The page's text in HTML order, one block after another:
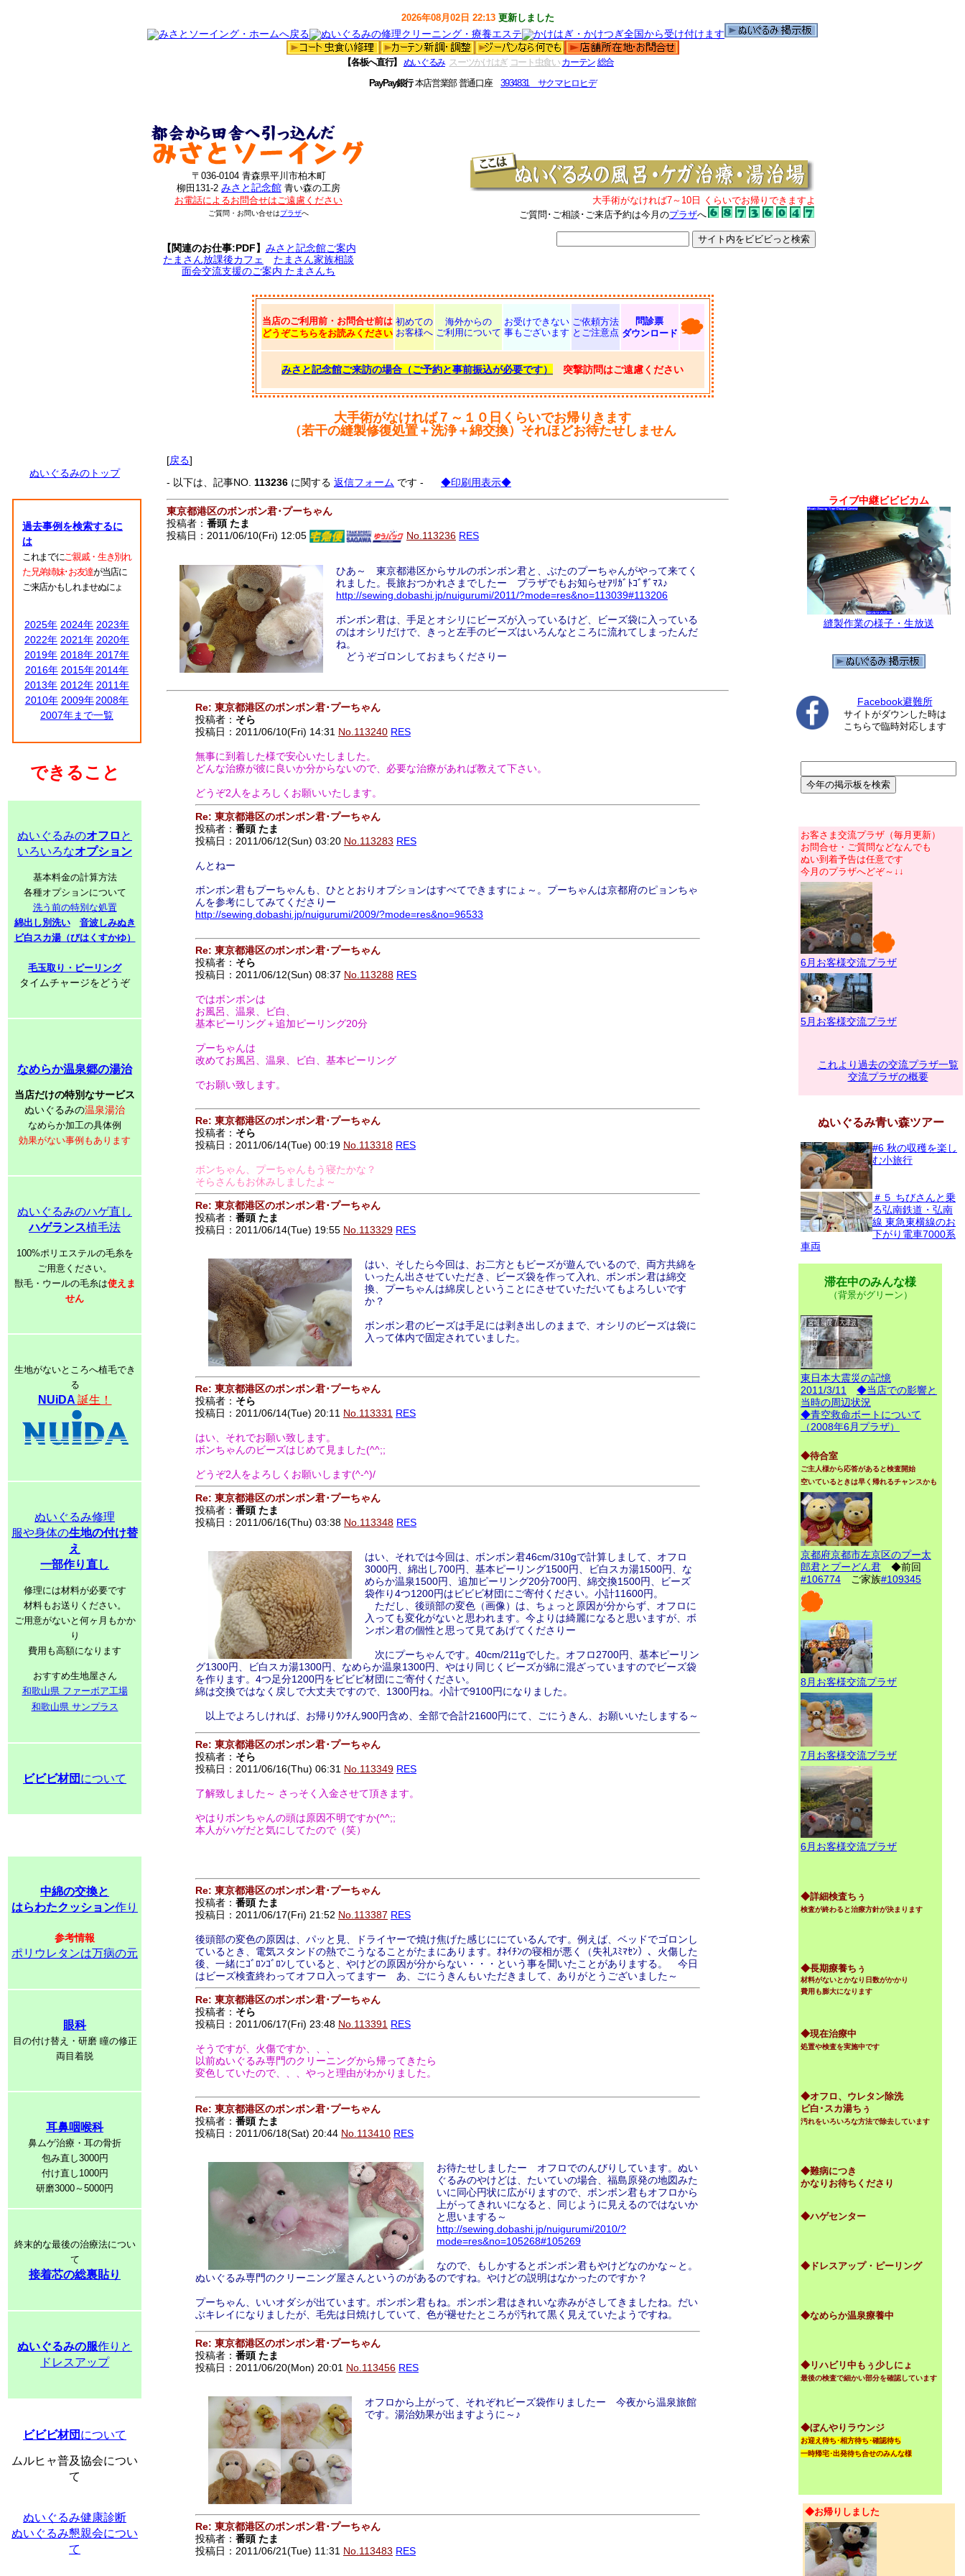
2026年08月02日 22:13 更新しました
【各板へ直行】 ぬいぐるみ スーツかけはぎ コート虫食い カーテン 総合
PayPay銀行本店営業部 普通口座3934831 サクマヒロヒデ
〒036-0104 青森県平川市柏木町
柳田131-2 みさと記念館 青い森の工房
お電話によるお問合せはご遠慮ください
ご質問・お問い合せはプラザへ
【関連のお仕事:PDF】 みさと記念館ご案内
たまさん放課後カフェ
たまさん家族相談
面会交流支援のご案内 たまさんち
大手術がなければ7～10日 くらいでお帰りできますよ
ご質問･ご相談･ご来店予約は今月のプラザへ
当店のご利用前・お問合せ前は
どうぞこちらをお読みください
初めての
お客様へ
海外からの
ご利用について
お受けできない
事もございます
ご依頼方法
とご注意点
問診票
ダウンロード
みさと記念館ご来訪の場合（ご予約と事前振込が必要です） 突撃訪問はご遠慮ください
大手術がなければ７～１０日くらいでお帰りきます
（若干の縫製修復処置＋洗浄＋綿交換）それほどお待たせしません
ぬいぐるみのトップ
過去事例を検索するに
は
これまでにご親戚・生き別れ
た兄弟姉妹･お友達が当店に
ご来店かもしれませぬにょ
2025年 2024年 2023年
2022年 2021年 2020年
2019年 2018年 2017年
2016年 2015年 2014年
2013年 2012年 2011年
2010年 2009年 2008年
2007年まで一覧
できること
ぬいぐるみのオフロ と
いろいろなオプション
基本料金の計算方法
各種オプションについて
洗う前の特別な処置
綿出し別洗い
音波しみぬき
ビ白スカ湯（びはくすかゆ）
毛玉取り・ピーリング
タイムチャージをどうぞ
なめらか温泉郷の湯治
当店だけの特別なサービス
ぬいぐるみの温泉湯治
なめらか加工の具体例
効果がない事例もあります
ぬいぐるみのハゲ直し
ハゲランス植毛法
100%ポリエステルの毛糸を
ご用意ください。
獣毛・ウールの毛糸は使えま
せん
生地がないところへ植毛でき
る
NUiDA 誕生！
ぬいぐるみ修理
服や身体の生地の付け替
え
一部作り直し
修理には材料が必要です
材料もお送りください。
ご用意がないと何ヶ月もかか
り
費用も高額になります
おすすめ生地屋さん
和歌山県 ファーボア工場
和歌山県 サンプラス
ビビビ材団 について
中綿の交換と
はらわたクッション作り
参考情報
ポリウレタンは万病の元
眼科
目の付け替え・研磨 瞳の修正
両目着脱
耳鼻咽喉科
鼻ムゲ治療・耳の骨折
包み直し3000円
付け直し1000円
研磨3000～5000円
終末的な最後の治療法につい
て
接着芯の総裏貼り
ぬいぐるみの服作りと
ドレスアップ
ビビビ材団 について
ムルヒャ普及協会につい
て
ぬいぐるみ健康診断
ぬいぐるみ懇親会につい
て
[戻る]
- 以下は、記事NO. 113236 に関する 返信フォーム です - ◆印刷用表示◆
東京都港区のボンボン君･プーちゃん
投稿者： 番頭 たま
投稿日：2011/06/10(Fri) 12:05
No.113236 RES
ひあ～ 東京都港区からサルのボンボン君と、ぶたのプーちゃんがやって来てく
れました。長旅おつかれさまでしたー プラザでもお知らせｱﾘｶﾞﾄｺﾞｻﾞﾏｽ♪
http://sewing.dobashi.jp/nuigurumi/2011/?mode=res&no=113039#113206
ボンボン君は、手足とオシリにビーズが入っているけど、ビーズ袋に入っている
のはオシリだけで、きっと左手のビーズはいろんなところに流れてしまったんだ
ね。
どうぞゴロンしておまちくださりー
Re: 東京都港区のボンボン君･プーちゃん
投稿者： そら
投稿日：2011/06/10(Fri) 14:31 No.113240 RES
無事に到着した様で安心いたしました。
どんな治療が彼に良いか分からないので、必要な治療があれば教えて下さい。
どうぞ2人をよろしくお願いいたします。
Re: 東京都港区のボンボン君･プーちゃん
投稿者： 番頭 たま
投稿日：2011/06/12(Sun) 03:20 No.113283 RES
んとねー
ボンボン君もプーちゃんも、ひととおりオプションはすべてできますにょ～。プーちゃんは京都府のピョンちゃ
んを参考にしてみてくださりー
http://sewing.dobashi.jp/nuigurumi/2009/?mode=res&no=96533
Re: 東京都港区のボンボン君･プーちゃん
投稿者： そら
投稿日：2011/06/12(Sun) 08:37 No.113288 RES
ではボンボンは
お風呂、温泉、ビ白、
基本ピーリング＋追加ピーリング20分
プーちゃんは
改めてお風呂、温泉、ビ白、基本ピーリング
でお願い致します。
Re: 東京都港区のボンボン君･プーちゃん
投稿者： そら
投稿日：2011/06/14(Tue) 00:19 No.113318 RES
ボンちゃん、プーちゃんもう寝たかな？
そらさんもお休みしましたよ～
Re: 東京都港区のボンボン君･プーちゃん
投稿者： 番頭 たま
投稿日：2011/06/14(Tue) 19:55 No.113329 RES
はい、そしたら今回は、お二方ともビーズが遊んでいるので、両方共綿を
いったん出させていただき、ビーズ袋を作って入れ、ボンボン君は綿交
換、プーちゃんは綿戻しということにさせていただいてもよろしいです
か？
ボンボン君のビーズは手足には剥き出しのままで、オシリのビーズは袋に
入って体内で固定されていました。
Re: 東京都港区のボンボン君･プーちゃん
投稿者： そら
投稿日：2011/06/14(Tue) 20:11 No.113331 RES
はい、それでお願い致します。
ボンちゃんのビーズはじめて見ました(^^;;
どうぞ2人をよろしくお願いします(^-^)/
Re: 東京都港区のボンボン君･プーちゃん
投稿者： 番頭 たま
投稿日：2011/06/16(Thu) 03:38 No.113348 RES
はい、それでは今回は、ボンボン君46cm/310gで計算しまして、オフロ
3000円、綿出し700円、基本ピーリング1500円、ビ白スカ湯1500円、な
めらか温泉1500円、追加ピーリング20分700円、綿交換1500円、ビーズ
袋作り4つ1200円はビビビ材団にご寄付ください。小計11600円。
ただし、後頭部の変色（画像）は、ちょっと原因が分からず、オフロに
入っても変化がないと思われます。今よりは綺麗になると思いますが、ボ
ンボン君の個性と思って見てあげてくださりー
次にプーちゃんです。40cm/211gでした。オフロ2700円、基本ピーリン
グ1300円、ビ白スカ湯1300円、なめらか温泉1300円、やはり同じくビーズが綿に混ざっていますのでビーズ袋
を作ります。4つ足分1200円をビビビ材団にご寄付ください。
綿は交換ではなく戻しで大丈夫ですので、1300円ね。小計で9100円になりました。
以上でよろしければ、お帰りｳﾝﾁん900円含め、全部で合計21600円にて、ごにうきん、お願いいたしまする～
Re: 東京都港区のボンボン君･プーちゃん
投稿者： そら
投稿日：2011/06/16(Thu) 06:31 No.113349 RES
了解致しました～ さっそく入金させて頂きます。
やはりボンちゃんの頭は原因不明ですか(^^;;
本人がハゲだと気にしてたので（笑）
Re: 東京都港区のボンボン君･プーちゃん
投稿者： 番頭 たま
投稿日：2011/06/17(Fri) 21:52 No.113387 RES
後頭部の変色の原因は、パッと見、ドライヤーで焼け焦げた感じににているんです。例えば、ベッドでゴロンし
ているとき、電気スタンドの熱でこうなることがたまにあります。ｵﾈｲﾁﾝの寝相が悪く（失礼ｽﾐﾏｾﾝ）、火傷した
後、一緒にｺﾞﾛﾝｺﾞﾛﾝしていると、やけどの原因が分からない・・・という事を聞いたことがありまする。 今日
はビーズ検査終わってオフロ入ってますー あ、ごにうきんもいただきまして、ありがとうございました～
Re: 東京都港区のボンボン君･プーちゃん
投稿者： そら
投稿日：2011/06/17(Fri) 23:48 No.113391 RES
そうですが、火傷ですか、、、
以前ぬいぐるみ専門のクリーニングから帰ってきたら
変色していたので、、、やっと理由がわかりました。
Re: 東京都港区のボンボン君･プーちゃん
投稿者： 番頭 たま
投稿日：2011/06/18(Sat) 20:44 No.113410 RES
お待たせしましたー オフロでのんびりしています。ぬい
ぐるみのやけどは、たいていの場合、福島原発の地図みた
いに同心円状に広がりますので、ボンボン君もオフロから
上がってきれいになると、同じように見えるのではないか
と思いまする～
http://sewing.dobashi.jp/nuigurumi/2010/?
mode=res&no=105268#105269
なので、もしかするとボンボン君もやけどなのかな～と。
ぬいぐるみ専門のクリーニング屋さんというのがあるのですね。やけどの説明はなかったのですか？
プーちゃん、いいオダシが出ています。ボンボン君もね。ボンボン君はきれいな赤みがさしてきましたね。だい
ぶキレイになりましたが、毛先は日焼けしていて、色が褪せたところが汚れて黒く見えていたようですね。
Re: 東京都港区のボンボン君･プーちゃん
投稿者： 番頭 たま
投稿日：2011/06/20(Mon) 20:01 No.113456 RES
オフロから上がって、それぞれビーズ袋作りましたー 今夜から温泉旅館
です。湯治効果が出ますように～♪
Re: 東京都港区のボンボン君･プーちゃん
投稿者： 番頭 たま
投稿日：2011/06/21(Tue) 11:31 No.113483 RES
ライブ中継ビビビカム
縫製作業の様子・生放送
Facebook避難所
サイトがダウンした時は
こちらで臨時対応します
お客さま交流プラザ（毎月更新）
お問合せ・ご質問などなんでも
ぬい到着予告は任意です
今月のプラザへどぞ～↓↓
6月お客様交流プラザ
5月お客様交流プラザ
これより過去の交流プラザ一覧
交流プラザの概要
ぬいぐるみ青い森ツアー
#6 秋の収穫を楽し
む小旅行
＃５ ちびさんと乗
る弘南鉄道・弘南
線 東急東横線のお
下がり電車7000系
車両
滞在中のみんな様
（背景がグリーン）
東日本大震災の記憶
2011/3/11
◆当店での影響と
当時の周辺状況
◆青空救命ボートについて
（2008年6月プラザ）
◆待合室
ご主人様から応答があると検査開始
空いているときは早く帰れるチャンスかも
京都府京都市左京区のプー太
郎君とプーどん君 ◆前回
#106774 ご家族#109345
8月お客様交流プラザ
7月お客様交流プラザ
6月お客様交流プラザ
◆詳細検査ちぅ
検査が終わると治療方針が決まります
◆長期療養ちぅ
材料がないとかなり日数がかかり
費用も膨大になります
◆現在治療中
処置や検査を実施中です
◆オフロ、ウレタン除洗
ビ白･スカ湯ちぅ
汚れをいろいろな方法で除去しています
◆難病につき
かなりお待ちくださり
◆ハゲセンター
◆ドレスアップ・ピーリング
◆なめらか温泉療養中
◆リハビリ中もぅ少しにょ
最後の検査で細かい部分を確認しています
◆ぼんやりラウンジ
お迎え待ち･相方待ち･確認待ち
一時帰宅･出発待ち合せのみんな様
◆お帰りしました